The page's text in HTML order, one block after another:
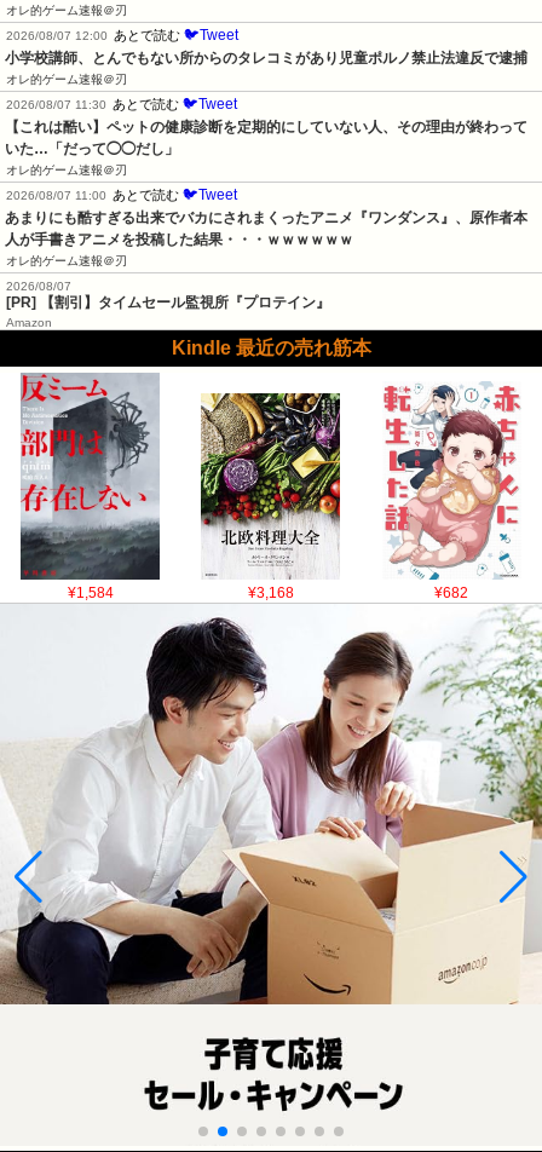
オレ的ゲーム速報＠刃
2026/08/07 12:00
あとで読む 🐦Tweet
小学校講師、とんでもない所からのタレコミがあり児童ポルノ禁止法違反で逮捕
オレ的ゲーム速報＠刃
2026/08/07 11:30
あとで読む 🐦Tweet
【これは酷い】ペットの健康診断を定期的にしていない人、その理由が終わって
いた…「だって◯◯だし」
オレ的ゲーム速報＠刃
2026/08/07 11:00
あとで読む 🐦Tweet
あまりにも酷すぎる出来でバカにされまくったアニメ『ワンダンス』、原作者本
人が手書きアニメを投稿した結果・・・ｗｗｗｗｗｗ
オレ的ゲーム速報＠刃
2026/08/07
[PR] 【割引】タイムセール監視所『プロテイン』
Amazon
Kindle 最近の売れ筋本
¥1,584 ¥3,168 ¥682